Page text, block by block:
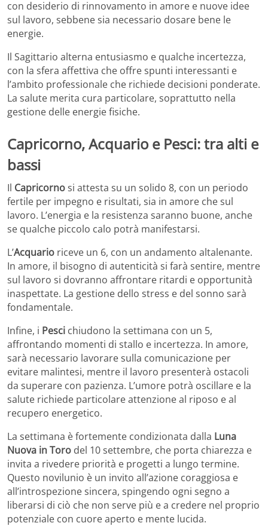
con desiderio di rinnovamento in amore e nuove idee
sul lavoro, sebbene sia necessario dosare bene le
energie.
Il Sagittario alterna entusiasmo e qualche incertezza,
con la sfera affettiva che offre spunti interessanti e
l’ambito professionale che richiede decisioni ponderate.
La salute merita cura particolare, soprattutto nella
gestione delle energie fisiche.
Capricorno, Acquario e Pesci: tra alti e
bassi
Il Capricornosi attesta su un solido 8, con un periodo
fertile per impegno e risultati, sia in amore che sul
lavoro. L’energia e la resistenza saranno buone, anche
se qualche piccolo calo potrà manifestarsi.
L’Acquario riceve un 6, con un andamento altalenante.
In amore, il bisogno di autenticità si farà sentire, mentre
sul lavoro si dovranno affrontare ritardi e opportunità
inaspettate. La gestione dello stress e del sonno sarà
fondamentale.
Infine, i Pesci chiudono la settimana con un 5,
affrontando momenti di stallo e incertezza. In amore,
sarà necessario lavorare sulla comunicazione per
evitare malintesi, mentre il lavoro presenterà ostacoli
da superare con pazienza. L’umore potrà oscillare e la
salute richiede particolare attenzione al riposo e al
recupero energetico.
La settimana è fortemente condizionata dalla Luna
Nuova in Toro del 10 settembre, che porta chiarezza e
invita a rivedere priorità e progetti a lungo termine.
Questo novilunio è un invito all’azione coraggiosa e
all’introspezione sincera, spingendo ogni segno a
liberarsi di ciò che non serve più e a credere nel proprio
potenziale con cuore aperto e mente lucida.